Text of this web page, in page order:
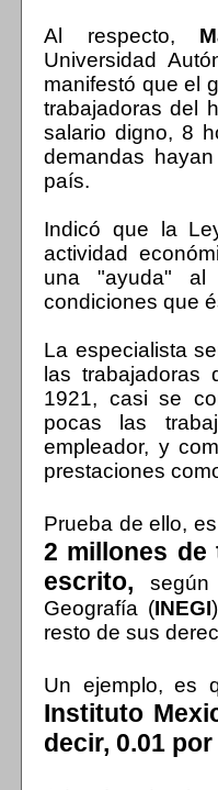
Al respecto,
Universidad
manifestó que el
trabajadoras del
salario digno, 8
demandas
país.
Indicó que la
actividad
una "ayuda" al
condiciones que
La especialista
las trabajadoras
1921, casi se
pocas las
empleador, y
prestaciones
Prueba de ello, es
2 millones de
escrito,
Geografía (INEGI
resto de sus
Un ejemplo, es
Instituto
decir, 0.01